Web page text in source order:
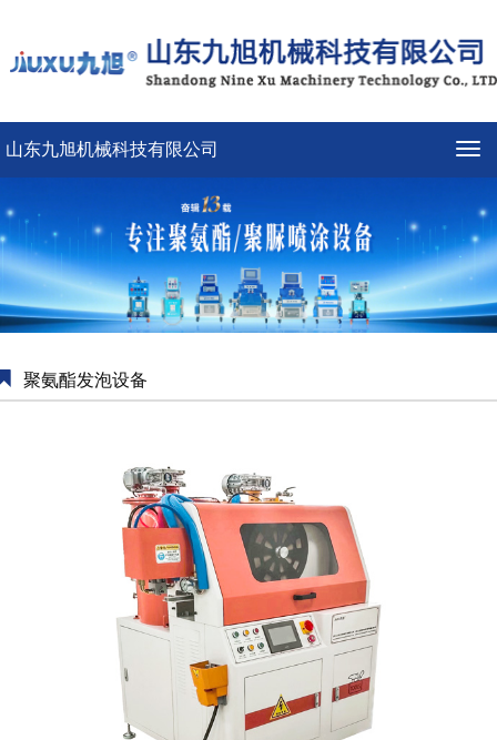
导
山东九旭机械科技有限公司
聚氨酯发泡设备